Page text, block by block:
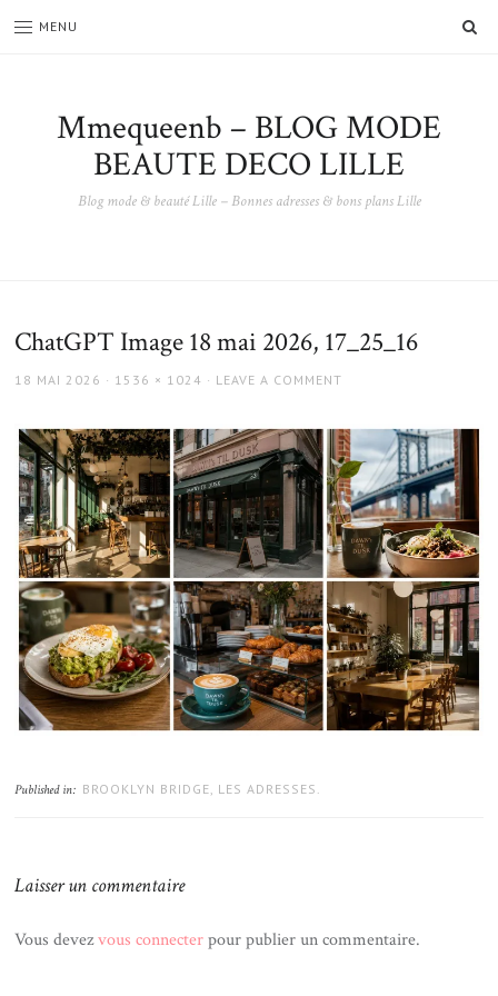
MENU
Mmequeenb – BLOG MODE
BEAUTE DECO LILLE
Blog mode & beauté Lille – Bonnes adresses & bons plans Lille
ChatGPT Image 18 mai 2026, 17_25_16
POSTED
18 MAI 2026
FULL
1536 × 1024 LEAVE A COMMENT
Published in: BROOKLYN BRIDGE, LES ADRESSES.
Laisser un commentaire
Vous devezvous connecterpour publier un commentaire.